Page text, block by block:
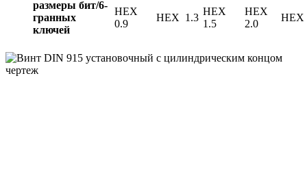
размеры бит/6-
гранных
ключей
HEX
0.9
HEX 1.3
HEX
1.5
HEX
2.0
HEX